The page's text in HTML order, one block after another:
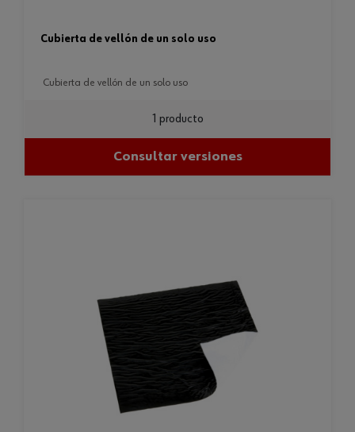
cubierta de vellón de un solo uso
cubierta de vellón de un solo uso
1 producto
Consultar versiones